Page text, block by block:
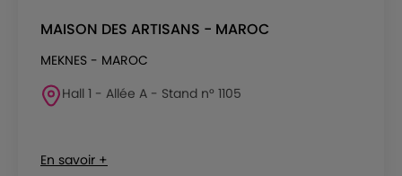
MAISON DES ARTISANS - MAROC
MEKNES - MAROC
Hall 1 - Allée A - Stand n° 1105
En savoir +